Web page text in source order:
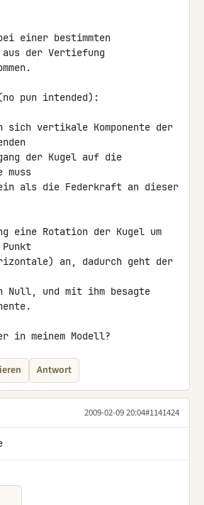
einer bestimmten
der Vertiefung
pun intended):
sich vertikale Komponente der
der Kugel auf die
muss
als die Federkraft an dieser
eine Rotation der Kugel um
Punkt
an, dadurch geht der
Null, und mit ihm besagte
in meinem Modell?
Antwort
2009-02-09 20:04#1141424